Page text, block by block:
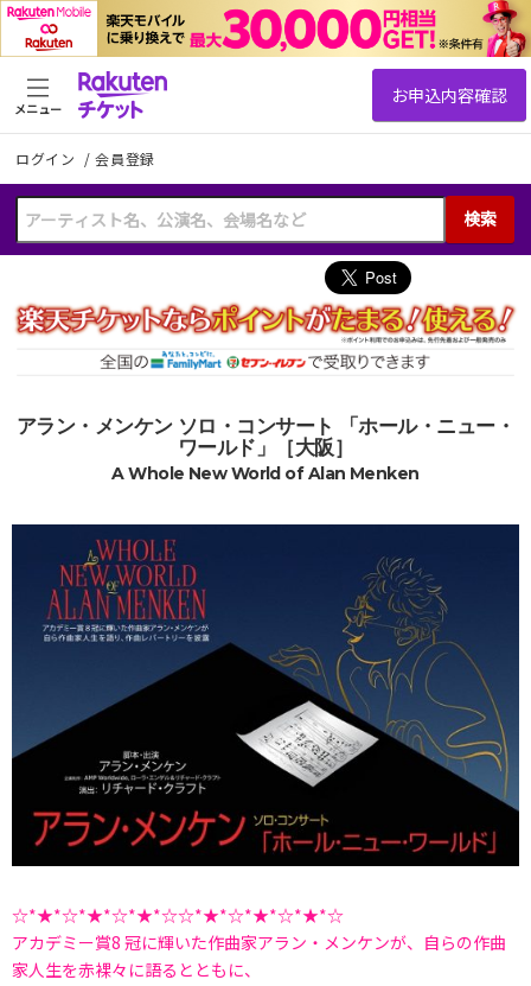
ログイン /会員登録
検索
メニュー
アラン・メンケン ソロ・コンサート 「ホール・ニュー・
ワールド」［大阪］
A Whole New World of Alan Menken
☆*★*☆*★*☆*★*☆☆*★*☆*★*☆*★*☆
アカデミー賞8 冠に輝いた作曲家アラン・メンケンが、自らの作曲
家人生を赤裸々に語るとともに、